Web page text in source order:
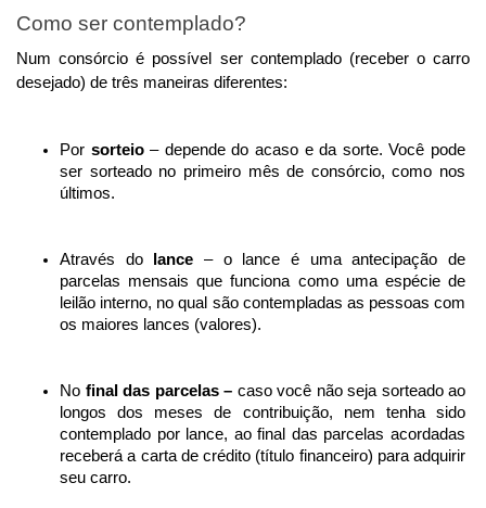
Como ser contemplado?
Num consórcio é possível ser contemplado (receber o carro
desejado) de três maneiras diferentes:
Por sorteio – depende do acaso e da sorte. Você pode
ser sorteado no primeiro mês de consórcio, como nos
últimos.
Através do lance – o lance é uma antecipação de
parcelas mensais que funciona como uma espécie de
leilão interno, no qual são contempladas as pessoas com
os maiores lances (valores).
No final das parcelas – caso você não seja sorteado ao
longos dos meses de contribuição, nem tenha sido
contemplado por lance, ao final das parcelas acordadas
receberá a carta de crédito (título financeiro) para adquirir
seu carro.